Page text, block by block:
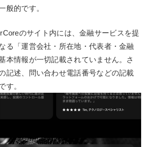
般的です。
のサイト内には、金融サービスを提
る「運営会社・所在地・代表者・金融
本情報が一切記載されていません。さ
記述、問い合わせ電話番号などの記載
す。